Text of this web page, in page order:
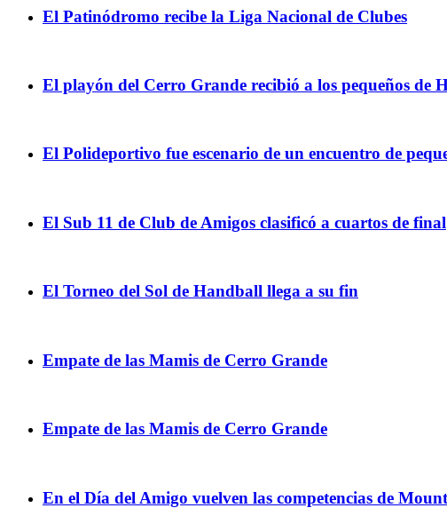
El Patinódromo recibe la Liga Nacional de Clubes
El playón del Cerro Grande recibió a los pequeños de
El Polideportivo fue escenario de un encuentro de
El Sub 11 de Club de Amigos clasificó a cuartos de final
El Torneo del Sol de Handball llega a su fin
Empate de las Mamis de Cerro Grande
Empate de las Mamis de Cerro Grande
En el Día del Amigo vuelven las competencias de